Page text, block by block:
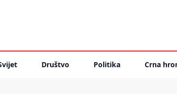
Društvo Politika Crna